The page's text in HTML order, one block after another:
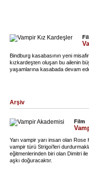
Bindburg kasabasının yeni
kızkardeşten oluşan bu ailenin
yaşamlarına kasabada devam
Arşiv
Film
Yarı vampir yarı insan olan Rose
vampir türü Strigoi’leri
eğitmenlerinden biri olan Dimitri
aşkı doğuracaktır.